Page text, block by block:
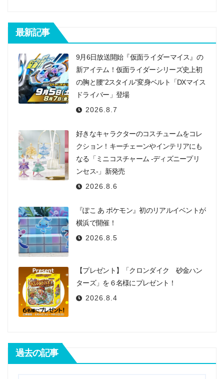
最新記事
9月6日放送開始『仮面ライダーマイス』の
新アイテム！仮面ライダーシリーズ史上初
の胸と腰“2スタイル”変身ベルト「DXマイス
ドライバー」登場
2026.8.7
好きなキャラクターのコスチュームをコレ
クション！キーチェーンやインテリアにも
なる「ミニコスチャーム -ディズニープリ
ンセス-」新発売
2026.8.6
『ぽこ あ ポケモン』初のリアルイベントが
横浜で開催！
2026.8.5
【プレゼント】「クロンダイク 砂金ハン
ターズ」を６名様にプレゼント！
2026.8.4
過去の記事